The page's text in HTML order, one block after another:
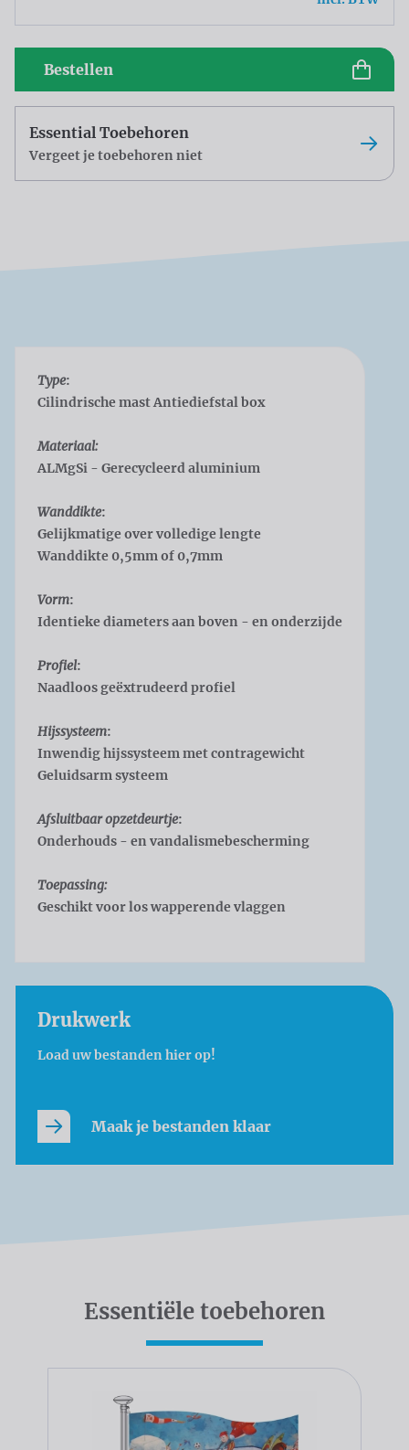
Bestellen
Essential Toebehoren
Vergeet je toebehoren niet
Type:
Cilindrische mast Antiediefstal box
Materiaal:
ALMgSi - Gerecycleerd aluminium
Wanddikte:
Gelijkmatige over volledige lengte
Wanddikte 0,5mm of 0,7mm
Vorm:
Identieke diameters aan boven - en onderzijde
Profiel:
Naadloos geëxtrudeerd profiel
Hijssysteem:
Inwendig hijssysteem met contragewicht
Geluidsarm systeem
Afsluitbaar opzetdeurtje:
Onderhouds - en vandalismebescherming
Toepassing:
Geschikt voor los wapperende vlaggen
Drukwerk
Load uw bestanden hier op!
Maak je bestanden klaar
Essentiële toebehoren